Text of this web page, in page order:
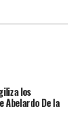
los
Abelardo De la